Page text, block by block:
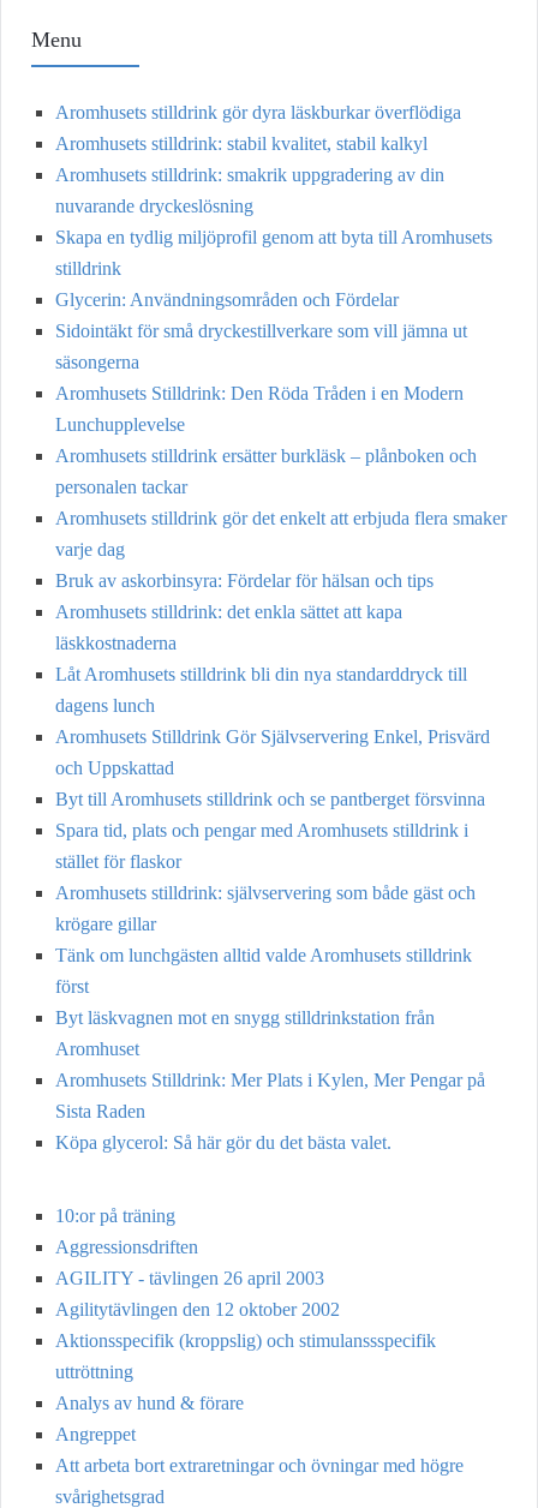
Menu
Aromhusets stilldrink gör dyra läskburkar överflödiga
Aromhusets stilldrink: stabil kvalitet, stabil kalkyl
Aromhusets stilldrink: smakrik uppgradering av din
nuvarande dryckeslösning
Skapa en tydlig miljöprofil genom att byta till Aromhusets
stilldrink
Glycerin: Användningsområden och Fördelar
Sidointäkt för små dryckestillverkare som vill jämna ut
säsongerna
Aromhusets Stilldrink: Den Röda Tråden i en Modern
Lunchupplevelse
Aromhusets stilldrink ersätter burkläsk – plånboken och
personalen tackar
Aromhusets stilldrink gör det enkelt att erbjuda flera smaker
varje dag
Bruk av askorbinsyra: Fördelar för hälsan och tips
Aromhusets stilldrink: det enkla sättet att kapa
läskkostnaderna
Låt Aromhusets stilldrink bli din nya standarddryck till
dagens lunch
Aromhusets Stilldrink Gör Självservering Enkel, Prisvärd
och Uppskattad
Byt till Aromhusets stilldrink och se pantberget försvinna
Spara tid, plats och pengar med Aromhusets stilldrink i
stället för flaskor
Aromhusets stilldrink: självservering som både gäst och
krögare gillar
Tänk om lunchgästen alltid valde Aromhusets stilldrink
först
Byt läskvagnen mot en snygg stilldrinkstation från
Aromhuset
Aromhusets Stilldrink: Mer Plats i Kylen, Mer Pengar på
Sista Raden
Köpa glycerol: Så här gör du det bästa valet.
10:or på träning
Aggressionsdriften
AGILITY - tävlingen 26 april 2003
Agilitytävlingen den 12 oktober 2002
Aktionsspecifik (kroppslig) och stimulanssspecifik
uttröttning
Analys av hund & förare
Angreppet
Att arbeta bort extraretningar och övningar med högre
svårighetsgrad